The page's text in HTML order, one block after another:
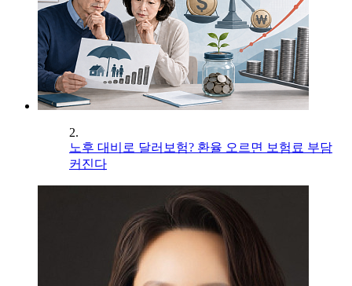
2.
노후 대비로 달러보험? 환율 오르면 보험료 부담
커진다